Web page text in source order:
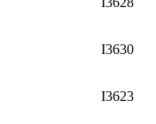
I3630
I3623